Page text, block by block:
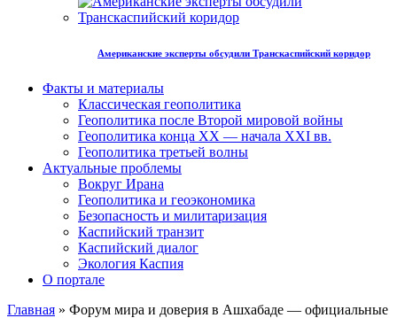
Американские эксперты обсудили Транскаспийский коридор
Факты и материалы
Классическая геополитика
Геополитика после Второй мировой войны
Геополитика конца XX — начала XXI вв.
Геополитика третьей волны
Актуальные проблемы
Вокруг Ирана
Геополитика и геоэкономика
Безопасность и милитаризация
Каспийский транзит
Каспийский диалог
Экология Каспия
О портале
Главная » Форум мира и доверия в Ашхабаде — официальные